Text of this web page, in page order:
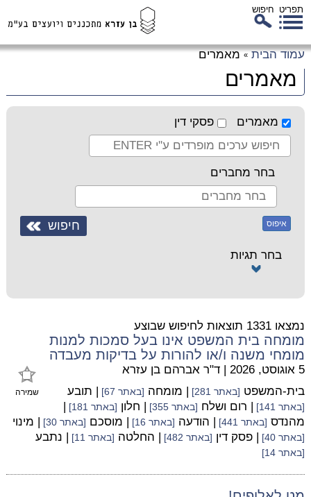
תפריט חיפוש
עמוד הבית » מאמרים
מאמרים
מאמרים פסקי דין
בחר מחברים
איפוס
בחר תגיות
נמצאו 1331 תוצאות לחיפוש שבוצע
מומחה בית המשפט אינו בעל סמכות למנות
מומחי משנה ו/או להורות על בדיקות מעבדה
שמירה
5 אוגוסט, 2026 | ד"ר אברהם בן עזרא
בית-המשפט [באתר 281] | מומחה [באתר 67] | תובע
[באתר 141] | רום ושלח [באתר 355] | חלון [באתר 181]
|
מהנדס [באתר 441] | הודעה [באתר 16] | מוסכם [באתר 30] | מינוי
[באתר 40] | פסק דין [באתר 482] | החלטה [באתר 11] | נתבע
[באתר 14]